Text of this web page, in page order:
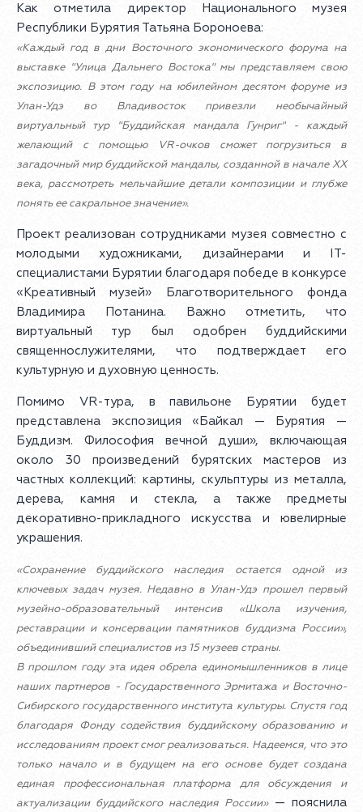
Как отметила директор Национального музея
Республики Бурятия Татьяна Бороноева:
«Каждый год в дни Восточного экономического форума на
выставке "Улица Дальнего Востока" мы представляем свою
экспозицию. В этом году на юбилейном десятом форуме из
Улан-Удэ во Владивосток привезли необычайный
виртуальный тур "Буддийская мандала Гунриг" - каждый
желающий с помощью VR-очков сможет погрузиться в
загадочный мир буддийской мандалы, созданной в начале XX
века, рассмотреть мельчайшие детали композиции и глубже
понять ее сакральное значение».
Проект реализован сотрудниками музея совместно с
молодыми художниками, дизайнерами и IT-
специалистами Бурятии благодаря победе в конкурсе
«Креативный музей» Благотворительного фонда
Владимира Потанина. Важно отметить, что
виртуальный тур был одобрен буддийскими
священнослужителями, что подтверждает его
культурную и духовную ценность.
Помимо VR-тура, в павильоне Бурятии будет
представлена экспозиция «Байкал — Бурятия —
Буддизм. Философия вечной души», включающая
около 30 произведений бурятских мастеров из
частных коллекций: картины, скульптуры из металла,
дерева, камня и стекла, а также предметы
декоративно-прикладного искусства и ювелирные
украшения.
«Сохранение буддийского наследия остается одной из
ключевых задач музея. Недавно в Улан-Удэ прошел первый
музейно-образовательный интенсив «Школа изучения,
реставрации и консервации памятников буддизма России»,
объединивший специалистов из 15 музеев страны.
В прошлом году эта идея обрела единомышленников в лице
наших партнеров - Государственного Эрмитажа и Восточно-
Сибирского государственного института культуры. Спустя год
благодаря Фонду содействия буддийскому образованию и
исследованиям проект смог реализоваться. Надеемся, что это
только начало и в будущем на его основе будет создана
единая профессиональная платформа для обсуждения и
актуализации буддийского наследия России»— пояснила